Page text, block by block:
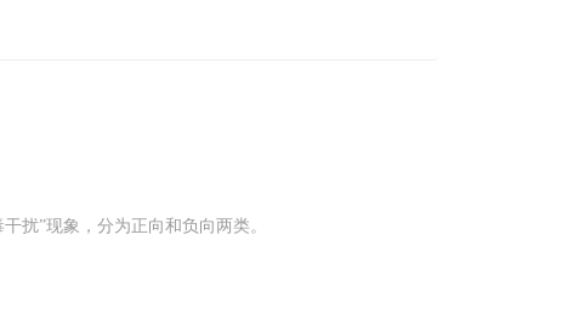
扰”现象，分为正向和负向两类。